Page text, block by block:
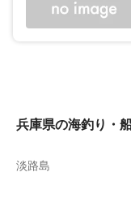
兵庫県の海釣り・
淡路島